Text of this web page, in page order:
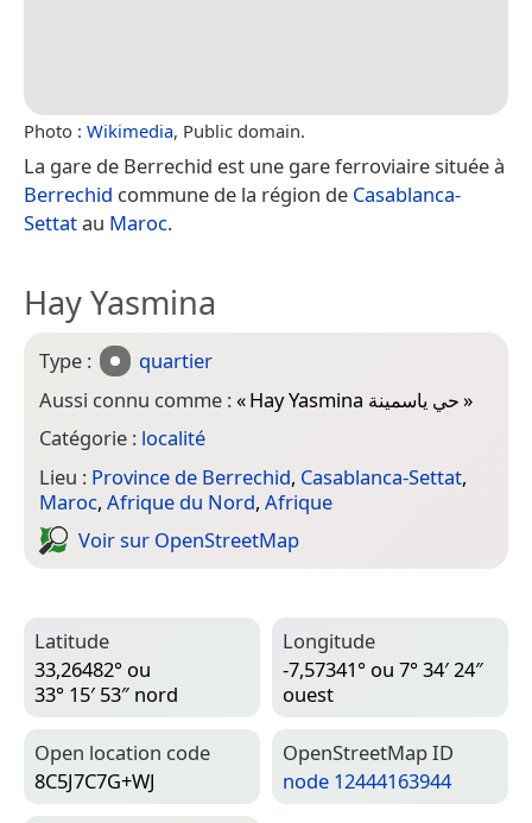
Photo : Wikimedia, Public domain.
La gare de Berrechid est une gare ferroviaire située à
Berrechid commune de la région de Casablanca-
Settatau Maroc.
Hay Yasmina
Type :
quartier
Aussi connu comme :« Hay Yasmina حي ياسمينة»
Catégorie : localité
Lieu : Province de Berrechid, Casablanca-Settat,
Maroc, Afrique du Nord, Afrique
Voir sur Open­Street­Map
Latitude
33,26482° ou
33° 15′ 53″ nord
Longitude
-7,57341° ou 7° 34′ 24″
ouest
Open location code
8C5J7C7G+WJ
Open­Street­Map ID
node 12444163944